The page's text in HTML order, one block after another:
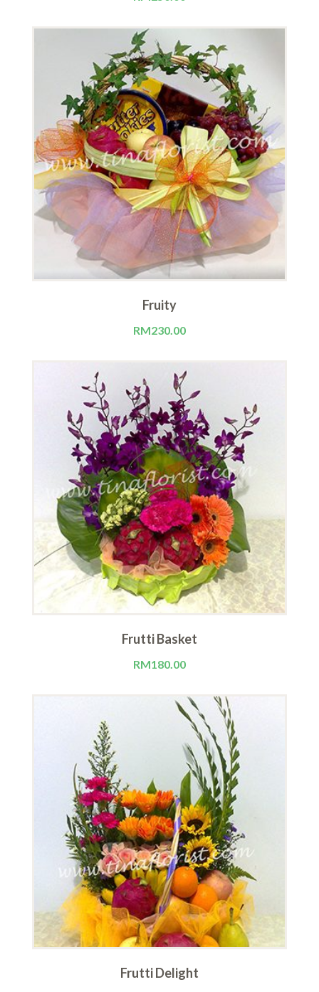
Fruity
RM230.00
Frutti Basket
RM180.00
Frutti Delight